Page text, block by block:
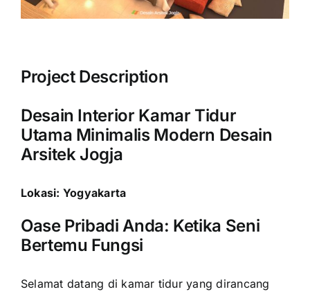
Project Description
Desain Interior Kamar Tidur
Utama Minimalis Modern Desain
Arsitek Jogja
Lokasi: Yogyakarta
Oase Pribadi Anda: Ketika Seni
Bertemu Fungsi
Selamat datang di kamar tidur yang dirancang